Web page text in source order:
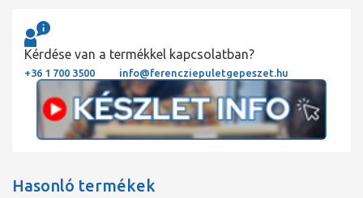
Kérdése van a termékkel kapcsolatban?
+36 1 700 3500 info@ferencziepuletgepeszet.hu
Hasonló termékek